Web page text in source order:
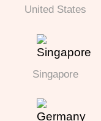
United States
Singapore